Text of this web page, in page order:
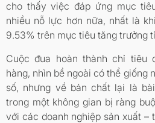
cho thấy việc đáp ứng mục
nhiều nỗ lực hơn nữa, nhất là
9.53% trên mục tiêu tăng trưởng
Cuộc đua hoàn thành chỉ tiêu
hàng, nhìn bề ngoài có thể giống
số, nhưng về bản chất lại là
trong một không gian bị ràng
với các doanh nghiệp sản xuất –